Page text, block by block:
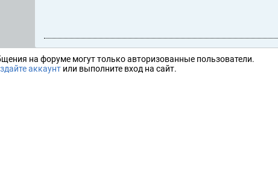
на форуме могут только авторизованные пользователи.
аккаунт или выполните вход на сайт.